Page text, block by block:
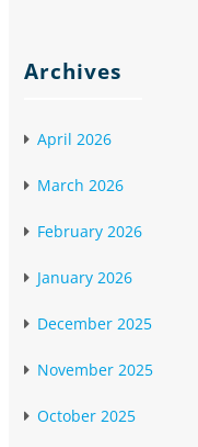
Archives
April 2026
March 2026
February 2026
January 2026
December 2025
November 2025
October 2025